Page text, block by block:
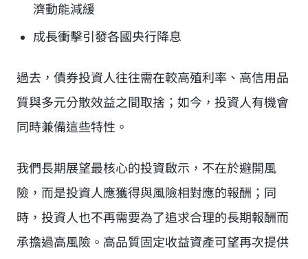
濟動能減緩
成長衝擊引發各國央行降息
過去，債券投資人往往需在較高殖利率、高信用品
質與多元分散效益之間取捨；如今，投資人有機會
同時兼備這些特性。
我們長期展望最核心的投資啟示，不在於避開風
險，而是投資人應獲得與風險相對應的報酬；同
時，投資人也不再需要為了追求合理的長期報酬而
承擔過高風險。高品質固定收益資產可望再次提供